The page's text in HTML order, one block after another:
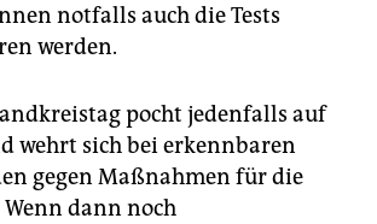
notfalls auch die Tests
werden.
pocht jedenfalls auf
wehrt sich bei erkennbaren
gegen Maßnahmen für die
dann noch